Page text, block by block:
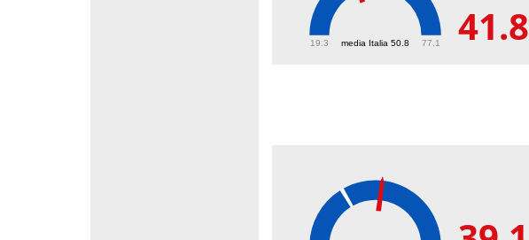
media Italia 50.8
19.3 77.1 41.8